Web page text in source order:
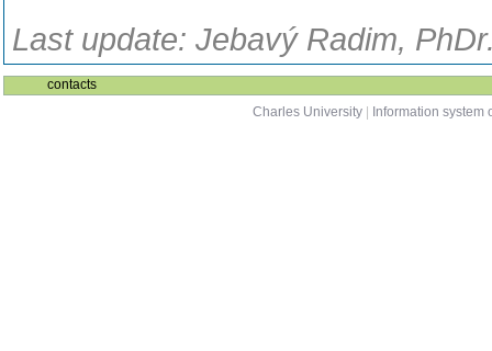
Last update: Jebavý Radim,
contacts
Charles University
Information